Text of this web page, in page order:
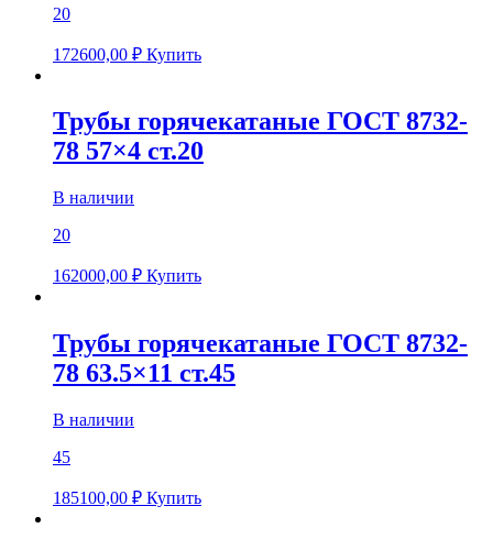
20
172600,00 ₽ Купить
Трубы горячекатаные ГОСТ 8732-
78 57×4 ст.20
В наличии
20
162000,00 ₽ Купить
Трубы горячекатаные ГОСТ 8732-
78 63.5×11 ст.45
В наличии
45
185100,00 ₽ Купить